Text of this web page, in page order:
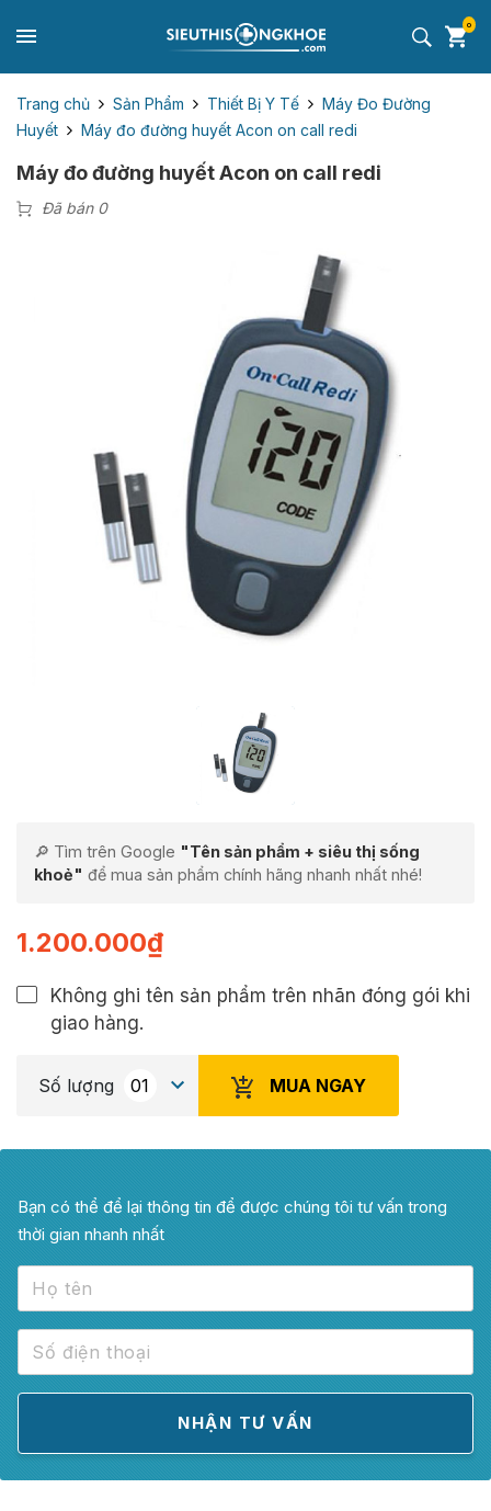
0
Trang chủ Sản Phẩm Thiết Bị Y Tế
Máy Đo Đường
Huyết
Máy đo đường huyết Acon on call redi
Máy đo đường huyết Acon on call redi
Đã bán 0
🔎 Tìm trên Google "Tên sản phẩm + siêu thị sống
khoẻ" để mua sản phẩm chính hãng nhanh nhất nhé!
1.200.000₫
Không ghi tên sản phẩm trên nhãn đóng gói khi
giao hàng.
Số lượng MUA NGAY
Bạn có thể để lại thông tin để được chúng tôi tư vấn trong
thời gian nhanh nhất